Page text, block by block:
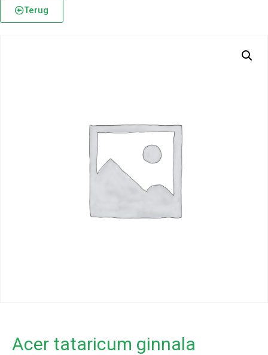
Terug
Acer tataricum ginnala